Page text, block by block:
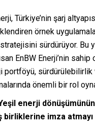
Türkiye’nin şarj
örnek
sürdürüyor. Bu
EnBW Enerji’nin sahip
portföyü, sürdürülebilirlik
önemli bir rol
enerji
birliklerine imza atmayı